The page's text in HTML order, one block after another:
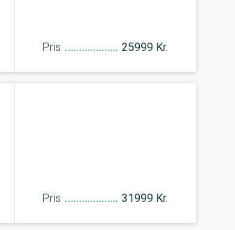
Pris 25999 Kr.
Pris 31999 Kr.